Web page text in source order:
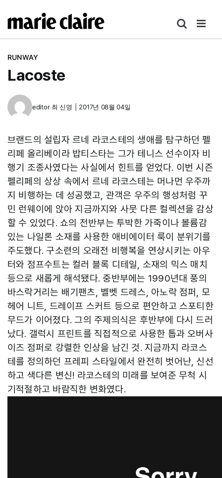
텐
RUNWAY
Lacoste
editor 최 신영 2017년 08월 04일
브랜드의 설립자 르네 라코스테의 생애를 탐구하던 펠
리페 올리베이라 밥티스타는 그가 테니스 선수이자 비
행기 조종사였다는 사실에서 힌트를 얻었다. 이번 시즌
펠리페의 상상 속에서 르네 라코스테는 머나먼 우주까
지 비행하는 데 성공했고, 관객은 우주의 행성처럼 꾸
민 런웨이에 앉아 지금까지와 사뭇 다른 컬렉션을 감상
할 수 있었다. 쇼의 전반부는 투박한 가죽이나 볼륨감
있는 나일론 소재를 사용한 애비에이터 룩이 분위기를
주도했다. 구소련의 오래전 비행복을 연상시키는 아우
터와 점프수트는 컬러 블록 디테일, 소재의 믹스 매치
등으로 새롭게 해석됐다. 중반부에는 1990년대 풍의
바스락거리는 배기팬츠, 벨벳 드레스, 아노락 점퍼, 모
헤어 니트, 드레이프 스커트 등으로 편안하고 스포티한
무드가 이어졌다. 그의 주제의식은 후반부에 다시 드러
났다. 갤럭시 프린트를 직접적으로 사용한 톱과 오버사
이즈 점퍼로 강렬한 인상을 남긴 것. 지금까지 라코스
테를 정의하던 프레피 스타일에서 완전히 벗어난, 신선
하고 색다른 변신! 라코스테의 미래를 보여준 무척 시
기적절하고 바람직한 변화였다.